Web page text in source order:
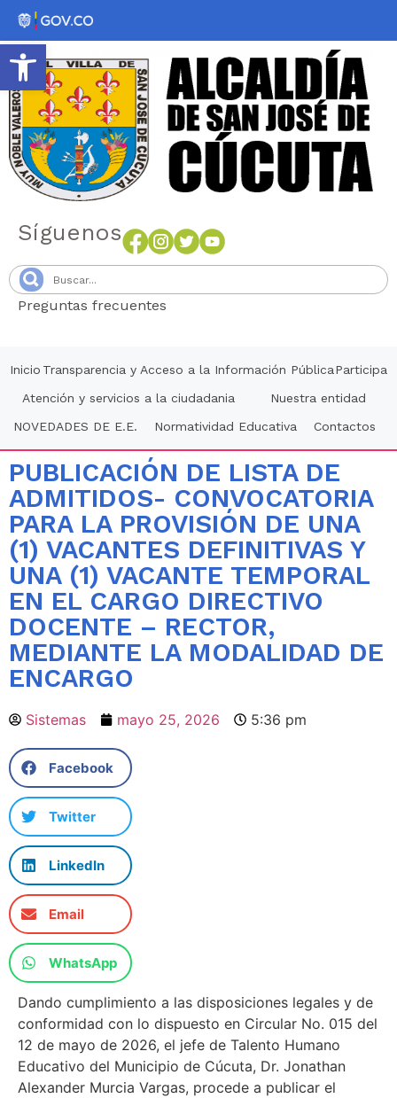
Abrir barra de herramientas
Síguenos
Preguntas frecuentes
Inicio Transparencia y Acceso a la Información PúblicaParticipa
Atención y servicios a la ciudadania
Nuestra entidad
NOVEDADES DE E.E.
Normatividad Educativa Contactos
PUBLICACIÓN DE LISTA DE
ADMITIDOS- CONVOCATORIA
PARA LA PROVISIÓN DE UNA
(1) VACANTES DEFINITIVAS Y
UNA (1) VACANTE TEMPORAL
EN EL CARGO DIRECTIVO
DOCENTE – RECTOR,
MEDIANTE LA MODALIDAD DE
ENCARGO
Sistemas mayo 25, 2026 5:36 pm
Facebook
Twitter
LinkedIn
Email
WhatsApp
Dando cumplimiento a las disposiciones legales y de
conformidad con lo dispuesto en Circular No. 015 del
12 de mayo de 2026, el jefe de Talento Humano
Educativo del Municipio de Cúcuta, Dr. Jonathan
Alexander Murcia Vargas, procede a publicar el